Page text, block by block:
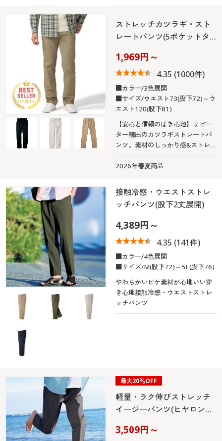
マイページ
閲覧履歴
お気に入り
サポート
ご利用ガイド
よくある質問とお問い合わせ
お気に入り
サポート
ご利用ガイド
よくある質問とお問い合わせ
ストレッチカツラギ・スト
レートパンツ(5ポケットタ…
1,969円～
4.35 (1000件)
■カラー/3色展開
■サイズ/ウエスト73(股下72)～ウ
エスト120(股下81)
【安心と信頼のはき心地】リピー
ター続出のカツラギストレートパ
ンツ。素材のしっかり感&ストレッ
2026年春夏商品
接触冷感・ウエストストレ
ッチパンツ(股下2丈展開)
4,389円～
4.35 (141件)
■カラー/4色展開
■サイズ/M(股下72)～5L(股下76)
やわらかいピケ素材が心地いい穿
き心地接触冷感・ウエストストレ
ッチパンツ
最大20％OFF
軽量・ラク伸びストレッチ
イージーパンツ(ヒヤロン…
3,509円～